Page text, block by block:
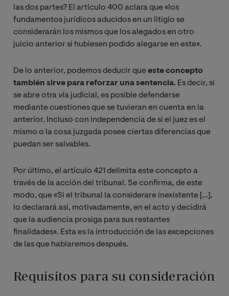
las dos partes? El artículo 400 aclara que «los
fundamentos jurídicos aducidos en un litigio se
considerarán los mismos que los alegados en otro
juicio anterior si hubiesen podido alegarse en este».
De lo anterior, podemos deducir queeste concepto
también sirve para reforzar una sentencia. Es decir, si
se abre otra vía judicial, es posible defenderse
mediante cuestiones que se tuvieran en cuenta en la
anterior. Incluso con independencia de si el juez es el
mismo o la cosa juzgada posee ciertas diferencias que
puedan ser salvables.
Por último, el artículo 421 delimita este concepto a
través de la acción del tribunal. Se confirma, de este
modo, que «Si el tribunal la considerare inexistente [...],
lo declarará así, motivadamente, en el acto y decidirá
que la audiencia prosiga para sus restantes
finalidades». Esta es la introducción de las excepciones
de las que hablaremos después.
Requisitos para su consideración